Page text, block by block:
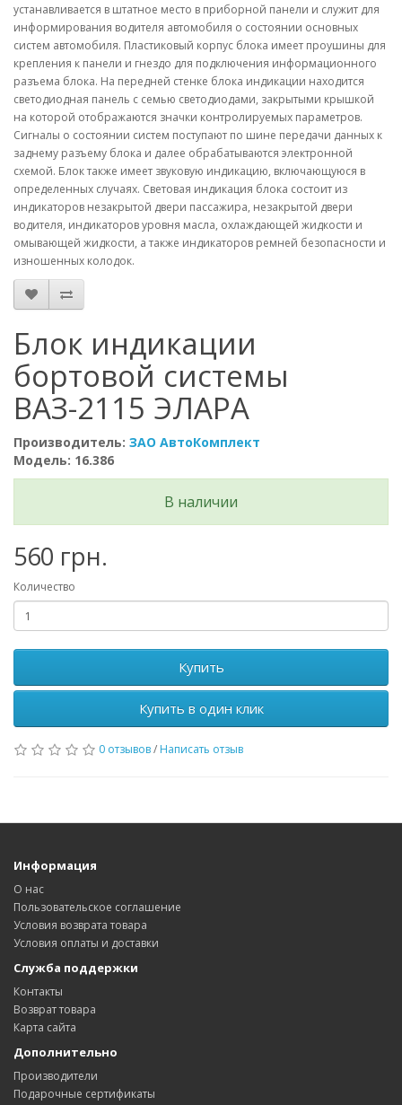
устанавливается в штатное место в приборной панели и служит для
информирования водителя автомобиля о состоянии основных
систем автомобиля. Пластиковый корпус блока имеет проушины для
крепления к панели и гнездо для подключения информационного
разъема блока. На передней стенке блока индикации находится
светодиодная панель с семью светодиодами, закрытыми крышкой
на которой отображаются значки контролируемых параметров.
Сигналы о состоянии систем поступают по шине передачи данных к
заднему разъему блока и далее обрабатываются электронной
схемой. Блок также имеет звуковую индикацию, включающуюся в
определенных случаях. Световая индикация блока состоит из
индикаторов незакрытой двери пассажира, незакрытой двери
водителя, индикаторов уровня масла, охлаждающей жидкости и
омывающей жидкости, а также индикаторов ремней безопасности и
изношенных колодок.
Блок индикации
бортовой системы
ВАЗ-2115 ЭЛАРА
Производитель: ЗАО АвтоКомплект
Модель: 16.386
В наличии
560 грн.
Количество
Купить
Купить в один клик
0 отзывов/ Написать отзыв
Информация
О нас
Пользовательское соглашение
Условия возврата товара
Условия оплаты и доставки
Служба поддержки
Контакты
Возврат товара
Карта сайта
Дополнительно
Производители
Подарочные сертификаты